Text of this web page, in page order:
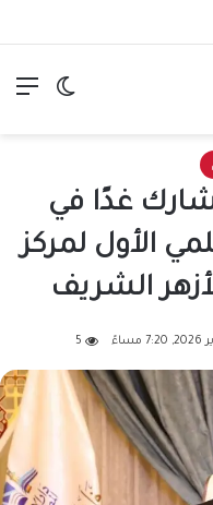
الوضع
غدًا في
الأول لمركز
الشريف
5